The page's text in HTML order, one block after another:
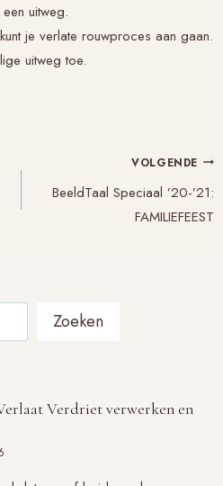
uitweg.
je verlate rouwproces aan gaan.
uitweg toe.
VOLGENDE
BeeldTaal Speciaal ’20-’21:
FAMILIEFEEST
Zoeken
Verdriet verwerken en